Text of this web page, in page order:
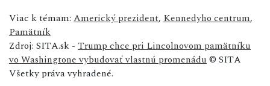
Viac k témam: Americký prezident, Kennedyho centrum,
Pamätník
Zdroj: SITA.sk - Trump chce pri Lincolnovom pamätníku
vo Washingtone vybudovať vlastnú promenádu © SITA
Všetky práva vyhradené.